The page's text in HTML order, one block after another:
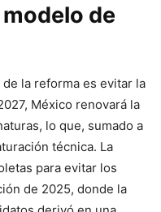
de
la reforma es evitar la
México renovará la
lo que, sumado a
técnica. La
para evitar los
de 2025, donde la